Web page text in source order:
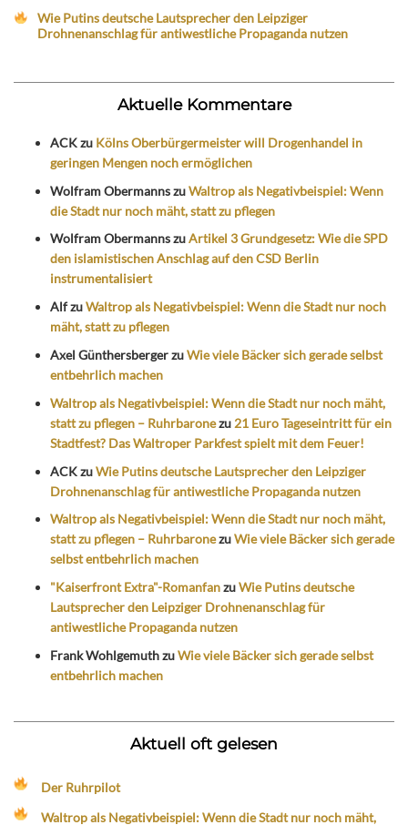
Wie Putins deutsche Lautsprecher den Leipziger
Drohnenanschlag für antiwestliche Propaganda nutzen
Aktuelle Kommentare
ACKzu Kölns Oberbürgermeister will Drogenhandel in
geringen Mengen noch ermöglichen
Wolfram ObermannszuWaltrop als Negativbeispiel: Wenn
die Stadt nur noch mäht, statt zu pflegen
Wolfram ObermannszuArtikel 3 Grundgesetz: Wie die SPD
den islamistischen Anschlag auf den CSD Berlin
instrumentalisiert
AlfzuWaltrop als Negativbeispiel: Wenn die Stadt nur noch
mäht, statt zu pflegen
Axel GünthersbergerzuWie viele Bäcker sich gerade selbst
entbehrlich machen
Waltrop als Negativbeispiel: Wenn die Stadt nur noch mäht,
statt zu pflegen – Ruhrbaronezu 21 Euro Tageseintritt für ein
Stadtfest? Das Waltroper Parkfest spielt mit dem Feuer!
ACKzuWie Putins deutsche Lautsprecher den Leipziger
Drohnenanschlag für antiwestliche Propaganda nutzen
Waltrop als Negativbeispiel: Wenn die Stadt nur noch mäht,
statt zu pflegen – RuhrbaronezuWie viele Bäcker sich gerade
selbst entbehrlich machen
"Kaiserfront Extra"-RomanfanzuWie Putins deutsche
Lautsprecher den Leipziger Drohnenanschlag für
antiwestliche Propaganda nutzen
Frank WohlgemuthzuWie viele Bäcker sich gerade selbst
entbehrlich machen
Aktuell oft gelesen
Der Ruhrpilot
Waltrop als Negativbeispiel: Wenn die Stadt nur noch mäht,